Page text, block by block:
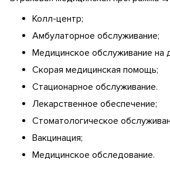
Колл-центр;
Амбулаторное обслуживание;
Медицинское обслуживание на
Скорая медицинская помощь;
Стационарное обслуживание.
Лекарственное обеспечение;
Стоматологическое
Вакцинация;
Медицинское обследование.